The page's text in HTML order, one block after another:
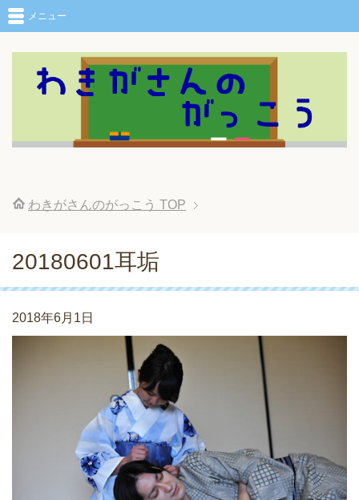
メニュー
わきがさんのがっこう TOP
20180601耳垢
2018年6月1日